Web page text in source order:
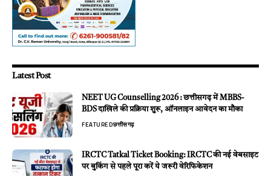
Latest Post
NEET UG Counselling 2026 : छत्तीसगढ़ में MBBS-
BDS दाखिले की प्रक्रिया शुरू, ऑनलाइन आवेदन का मौका
FEATUREDछत्तीसगढ़
IRCTC Tatkal Ticket Booking: IRCTC की नई वेबसाइट
पर बुकिंग से पहले पूरा करें ये जरूरी वेरिफिकेशन